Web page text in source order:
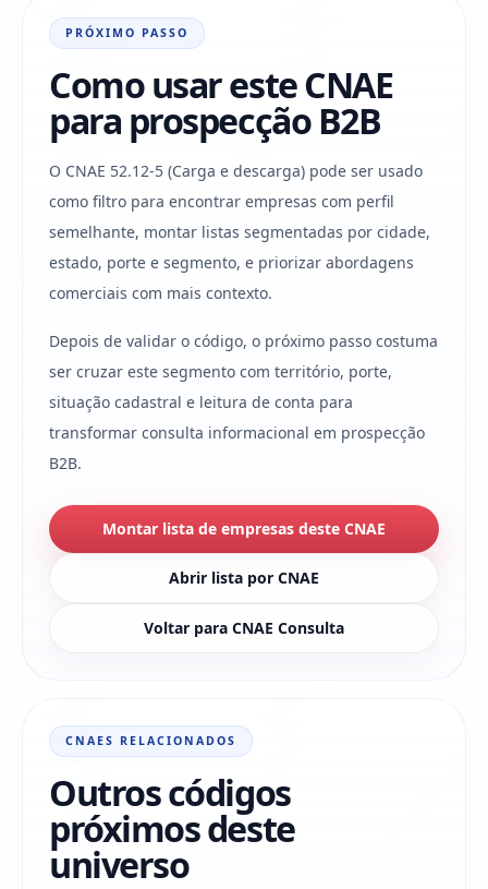
PRÓXIMO PASSO
Como usar este CNAE
para prospecção B2B
O CNAE 52.12-5 (Carga e descarga) pode ser usado
como filtro para encontrar empresas com perfil
semelhante, montar listas segmentadas por cidade,
estado, porte e segmento, e priorizar abordagens
comerciais com mais contexto.
Depois de validar o código, o próximo passo costuma
ser cruzar este segmento com território, porte,
situação cadastral e leitura de conta para
transformar consulta informacional em prospecção
B2B.
Montar lista de empresas deste CNAE
Abrir lista por CNAE
Voltar para CNAE Consulta
CNAES RELACIONADOS
Outros códigos
próximos deste
universo